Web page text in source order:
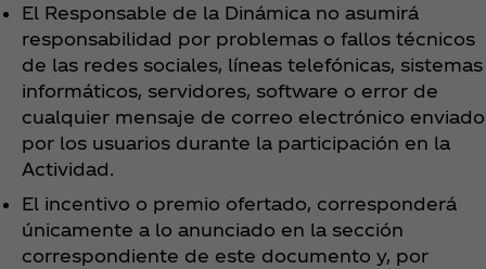
El Responsable de la Dinámica no asumirá
responsabilidad por problemas o fallos técnicos
de las redes sociales, líneas telefónicas, sistemas
informáticos, servidores, software o error de
cualquier mensaje de correo electrónico enviado
por los usuarios durante la participación en la
Actividad.
El incentivo o premio ofertado, corresponderá
únicamente a lo anunciado en la sección
correspondiente de este documento y, por